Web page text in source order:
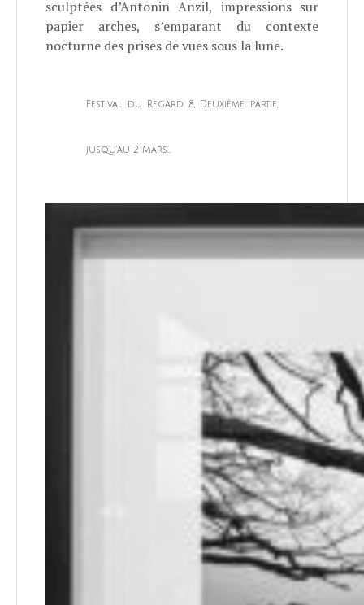
sculptées d’Antonin Anzil, impressions sur
papier arches, s’emparant du contexte
nocturne des prises de vues sous la lune.
Festival du Regard 8, Deuxième partie,
jusqu’au 2 Mars…